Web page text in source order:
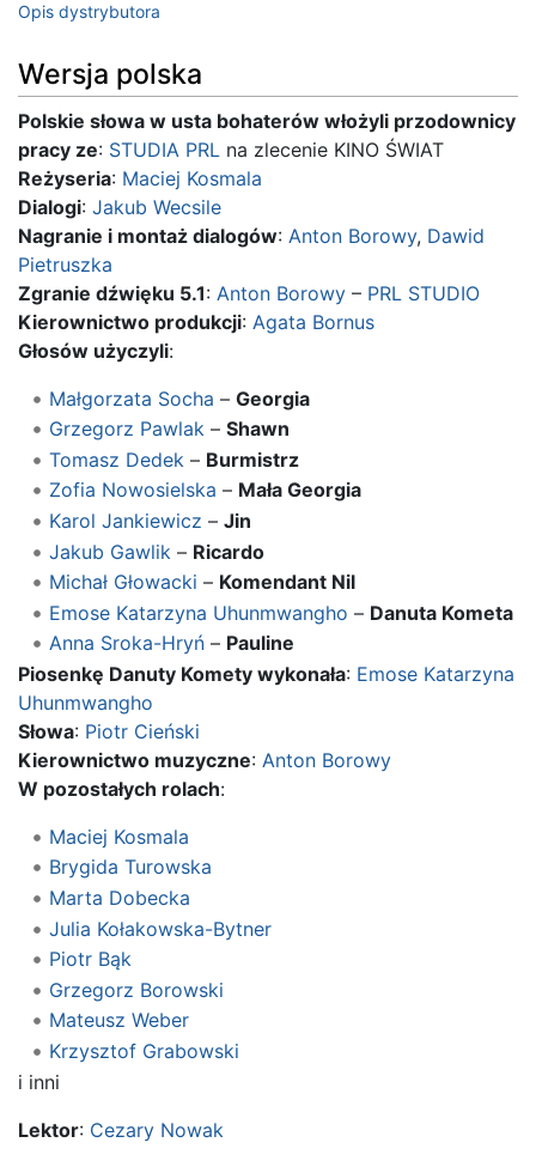
Opis dystrybutora
Wersja polska
Polskie słowa w usta bohaterów włożyli przodownicy
pracy ze: STUDIA PRL na zlecenie KINO ŚWIAT
Reżyseria: Maciej Kosmala
Dialogi: Jakub Wecsile
Nagranie i montaż dialogów: Anton Borowy, Dawid
Pietruszka
Zgranie dźwięku 5.1: Anton Borowy – PRL STUDIO
Kierownictwo produkcji: Agata Bornus
Głosów użyczyli:
Małgorzata Socha – Georgia
Grzegorz Pawlak– Shawn
Tomasz Dedek – Burmistrz
Zofia Nowosielska – Mała Georgia
Karol Jankiewicz – Jin
Jakub Gawlik – Ricardo
Michał Głowacki – Komendant Nil
Emose Katarzyna Uhunmwangho – Danuta Kometa
Anna Sroka-Hryń– Pauline
Piosenkę Danuty Komety wykonała: Emose Katarzyna
Uhunmwangho
Słowa: Piotr Cieński
Kierownictwo muzyczne: Anton Borowy
W pozostałych rolach:
Maciej Kosmala
Brygida Turowska
Marta Dobecka
Julia Kołakowska-Bytner
Piotr Bąk
Grzegorz Borowski
Mateusz Weber
Krzysztof Grabowski
i inni
Lektor: Cezary Nowak